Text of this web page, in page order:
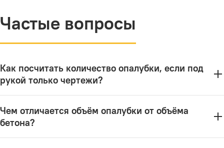
Частые вопросы
Как посчитать количество опалубки, если под
рукой только чертежи?
перекрытия, колонны, фундамент) и
посчитайте площадь опалубливания каждого
Чем отличается объём опалубки от объёма
бетона?